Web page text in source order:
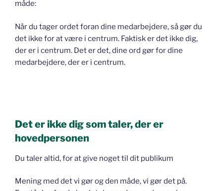
måde:
Når du tager ordet foran dine medarbejdere, så gør du
det ikke for at være i centrum. Faktisk er det ikke dig,
der er i centrum. Det er det, dine ord gør for dine
medarbejdere, der er i centrum.
Det er ikke dig som taler, der er
hovedpersonen
Du taler altid, for at give noget til dit publikum
Mening med det vi gør og den måde, vi gør det på.